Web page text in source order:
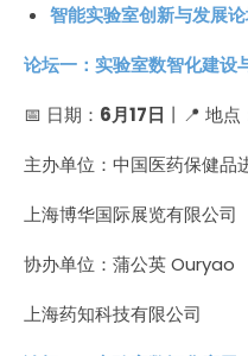
智能实验室创新与发展
论坛一：实验室数智化建设
📅 日期： 6月17日 丨📍 地点
主办单位：中国医药保健品
上海博华国际展览有限公司
协办单位：蒲公英 Ouryao
上海药知科技有限公司